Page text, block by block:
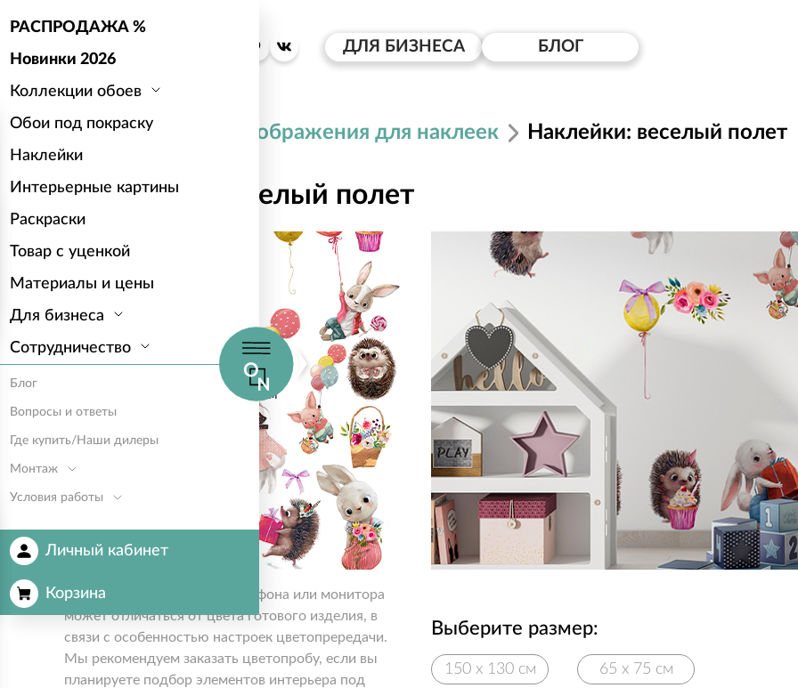
ДЛЯ БИЗНЕСА БЛОГ
РАСПРОДАЖА %
Новинки 2026
Коллекции обоев
Обои под покраску
Наклейки
Интерьерные картины
Раскраски
Товар с уценкой
Материалы и цены
Для бизнеса
Сотрудничество
Блог
Вопросы и ответы
Где купить/Наши дилеры
Монтаж
Условия работы
Личный кабинет
Корзина
Каталог Изображения для наклеек Наклейки: веселый полет
Наклейки: Веселый полет
Цвет на экране вашего смартфона или монитора
может отличаться от цвета готового изделия, в
связи с особенностью настроек цветопрередачи.
Мы рекомендуем заказать цветопробу, если вы
планируете подбор элементов интерьера под
Выберите размер:
150 х 130 см 65 х 75 см